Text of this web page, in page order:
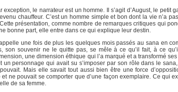
le narrateur est un homme. Il s’agit d’August, le petit
chauffeur. C’est un homme simple et bon dont la vie n’a
présentation, comme nombre de remarques critiques qui
bonne part, elle entre dans ce qui explique leur destin.
une fois de plus les quelques mois passés au sana en
souvenir ne le quitte pas, se mêle à ce qu’il fait, à ce
une dimension éthique qui l’a marqué et a transformé
personnage qui avait su s’imposer par son rôle dans le
Mais elle savait tout aussi bien être une force
ne pouvait se comporter que d’une façon exemplaire. Ce qui
de sa femme.